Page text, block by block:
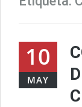
10
MAY